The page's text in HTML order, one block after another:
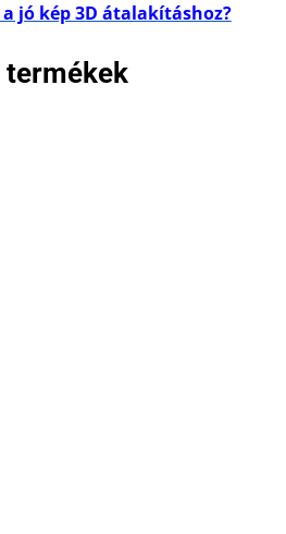
jó kép 3D átalakításhoz?
termékek